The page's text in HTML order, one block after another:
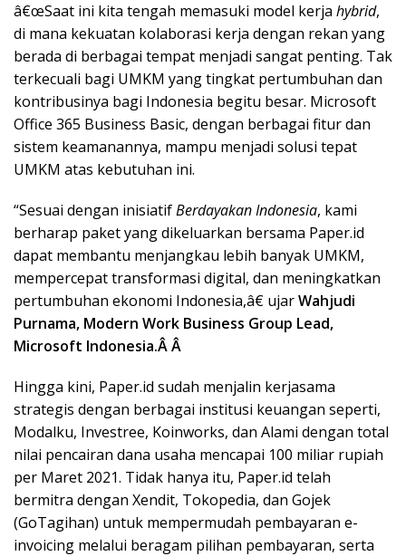
â€œSaat ini kita tengah memasuki model kerja hybrid,
di mana kekuatan kolaborasi kerja dengan rekan yang
berada di berbagai tempat menjadi sangat penting. Tak
terkecuali bagi UMKM yang tingkat pertumbuhan dan
kontribusinya bagi Indonesia begitu besar. Microsoft
Office 365 Business Basic, dengan berbagai fitur dan
sistem keamanannya, mampu menjadi solusi tepat
UMKM atas kebutuhan ini.
“Sesuai dengan inisiatifBerdayakan Indonesia, kami
berharap paket yang dikeluarkan bersama Paper.id
dapat membantu menjangkau lebih banyak UMKM,
mempercepat transformasi digital, dan meningkatkan
pertumbuhan ekonomi Indonesia,â€ ujarWahjudi
Purnama, Modern Work Business Group Lead,
Microsoft Indonesia.Â Â
Hingga kini, Paper.id sudah menjalin kerjasama
strategis dengan berbagai institusi keuangan seperti,
Modalku, Investree, Koinworks, dan Alami dengan total
nilai pencairan dana usaha mencapai 100 miliar rupiah
per Maret 2021. Tidak hanya itu, Paper.id telah
bermitra dengan Xendit, Tokopedia, dan Gojek
(GoTagihan) untuk mempermudah pembayaran e-
invoicing melalui beragam pilihan pembayaran, serta